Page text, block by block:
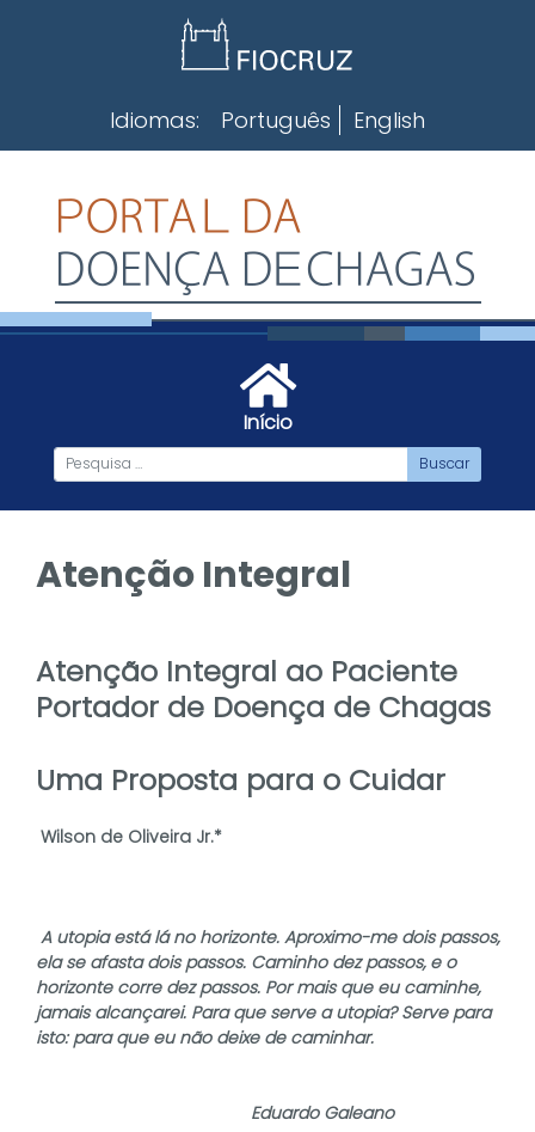
Idiomas: Português English
Início
Atenção Integral
Atenção Integral ao Paciente
Portador de Doença de Chagas
Uma Proposta para o Cuidar
Wilson de Oliveira Jr.*
A utopia está lá no horizonte. Aproximo-me dois passos,
ela se afasta dois passos. Caminho dez passos, e o
horizonte corre dez passos. Por mais que eu caminhe,
jamais alcançarei. Para que serve a utopia? Serve para
isto: para que eu não deixe de caminhar.
Eduardo Galeano